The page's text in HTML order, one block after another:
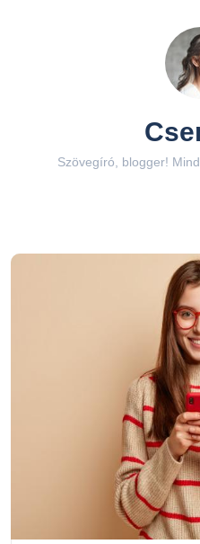
Szövegíró, blogger!